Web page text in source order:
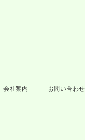
会社案内 お問い合わせ